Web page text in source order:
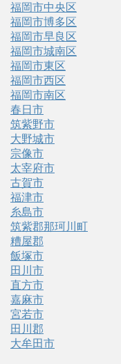
福岡市中央区
福岡市博多区
福岡市早良区
福岡市城南区
福岡市東区
福岡市西区
福岡市南区
春日市
筑紫野市
大野城市
宗像市
太宰府市
古賀市
福津市
糸島市
筑紫郡那珂川町
糟屋郡
飯塚市
田川市
直方市
嘉麻市
宮若市
田川郡
大牟田市